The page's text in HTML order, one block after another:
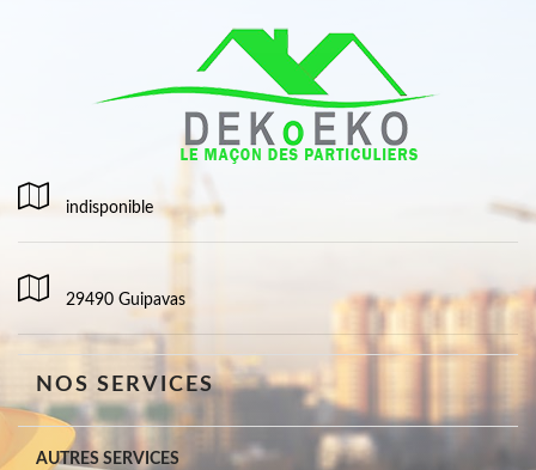
indisponible
29490 Guipavas
NOS SERVICES
AUTRES SERVICES